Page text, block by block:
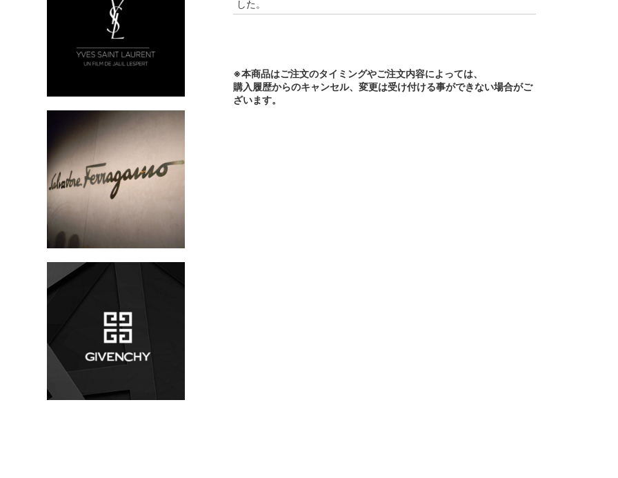
した。
※本商品はご注文のタイミングやご注文内容によっては、
購入履歴からのキャンセル、変更は受け付ける事ができない場合がご
ざいます。